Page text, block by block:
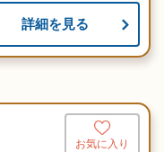
詳細を見る
お気に入り